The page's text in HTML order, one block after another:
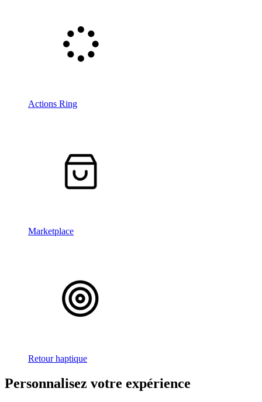
Actions Ring
Marketplace
Retour haptique
Personnalisez votre expérience